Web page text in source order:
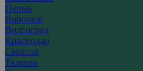
Пермь
Воронеж
Волгоград
Краснодар
Саратов
Тюмень